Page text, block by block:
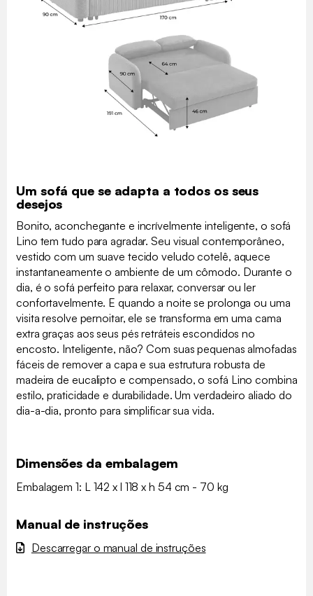
Um sofá que se adapta a todos os seus
desejos
Bonito, aconchegante e incrívelmente inteligente, o sofá
Lino tem tudo para agradar. Seu visual contemporâneo,
vestido com um suave tecido veludo cotelê, aquece
instantaneamente o ambiente de um cômodo. Durante o
dia, é o sofá perfeito para relaxar, conversar ou ler
confortavelmente. E quando a noite se prolonga ou uma
visita resolve pernoitar, ele se transforma em uma cama
extra graças aos seus pés retráteis escondidos no
encosto. Inteligente, não? Com suas pequenas almofadas
fáceis de remover a capa e sua estrutura robusta de
madeira de eucalipto e compensado, o sofá Lino combina
estilo, praticidade e durabilidade. Um verdadeiro aliado do
dia-a-dia, pronto para simplificar sua vida.
Dimensões da embalagem
Embalagem 1: L 142 x l 118 x h 54 cm - 70 kg
Manual de instruções
Descarregar o manual de instruções